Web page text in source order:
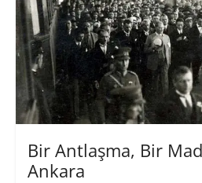
Bir Antlaşma, Bir
Ankara